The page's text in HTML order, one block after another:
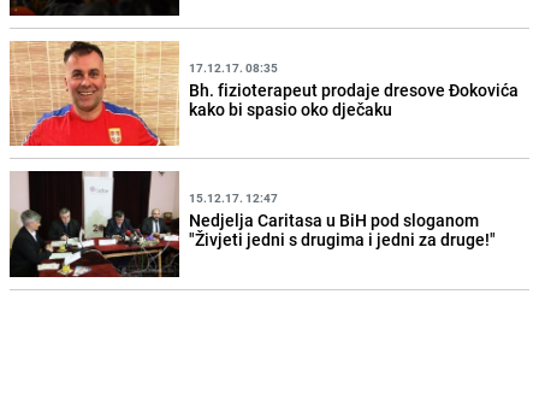
17.12.17. 08:35
Bh. fizioterapeut prodaje dresove Đokovića
kako bi spasio oko dječaku
15.12.17. 12:47
Nedjelja Caritasa u BiH pod sloganom
"Živjeti jedni s drugima i jedni za druge!"